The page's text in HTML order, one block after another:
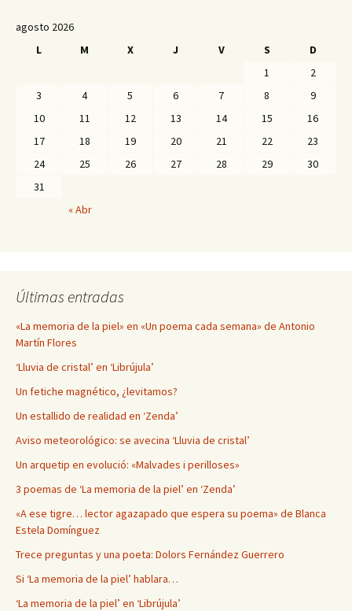
agosto 2026
L
M X J V S
D
1
2
3
4 5 6 7 8
9
10
11 12 13 14 15
16
17
18 19 20 21 22
23
24
25 26 27 28 29
30
31
« Abr
Últimas entradas
«La memoria de la piel» en «Un poema cada semana» de Antonio
Martín Flores
‘Lluvia de cristal’ en ‘Librújula’
Un fetiche magnético, ¿levitamos?
Un estallido de realidad en ‘Zenda’
Aviso meteorológico: se avecina ‘Lluvia de cristal’
Un arquetip en evolució: «Malvades i perilloses»
3 poemas de ‘La memoria de la piel’ en ‘Zenda’
«A ese tigre… lector agazapado que espera su poema» de Blanca
Estela Domínguez
Trece preguntas y una poeta: Dolors Fernández Guerrero
Si ‘La memoria de la piel’ hablara…
‘La memoria de la piel’ en ‘Librújula’